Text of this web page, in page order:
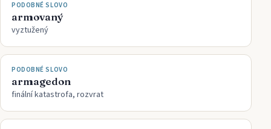
PODOBNÉ SLOVO
armovaný
vyztužený
PODOBNÉ SLOVO
armagedon
finální katastrofa, rozvrat